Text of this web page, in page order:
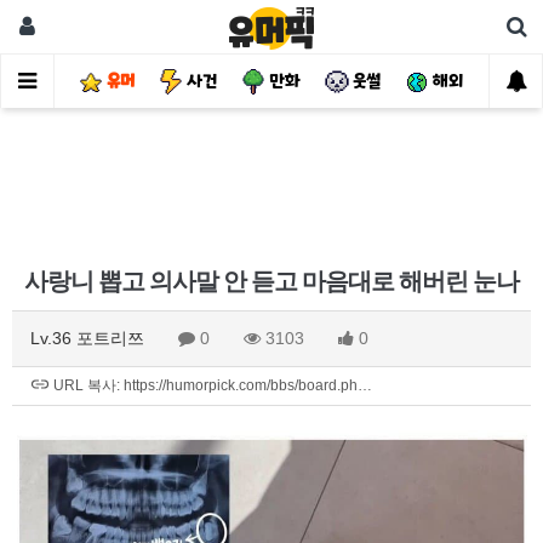
유머 사건 만화 웃썰 해외 핫
사랑니 뽑고 의사말 안 듣고 마음대로 해버린 눈나
Lv.36 포트리쯔 0 3103 0
URL 복사: https://humorpick.com/bbs/board.ph…